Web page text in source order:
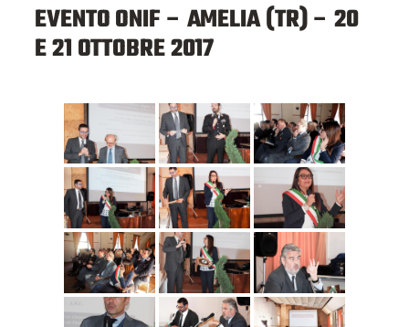
EVENTO ONIF – AMELIA (TR) – 20
E 21 OTTOBRE 2017